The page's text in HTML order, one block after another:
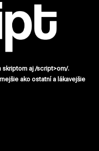
aj /script>om/.
ako ostatní a lákavejšie